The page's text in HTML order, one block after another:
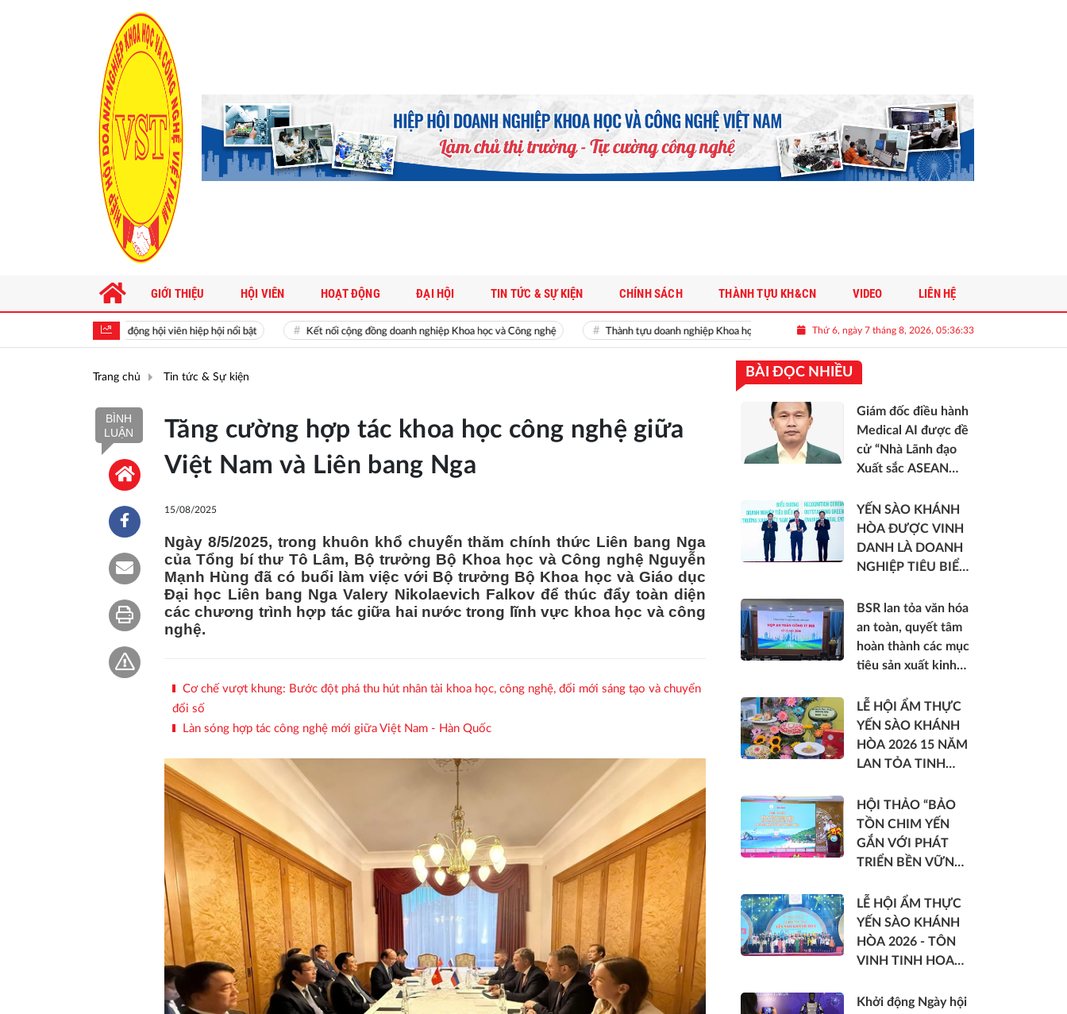
Hoạt động hội viên hiệp hội nổi bật Kết nối cộng đồng doanh nghiệp Khoa học và Công nghệ Thành tựu doanh nghiệp Khoa học và Công nghệ Việt Nam Vinh danh doanh nghiệp khoa học và
Thứ 6, ngày 7 tháng 8, 2026, 05:36:34
GIỚI THIỆU HỘI VIÊN HOẠT ĐỘNG ĐẠI HỘI TIN TỨC & SỰ KIỆN CHÍNH SÁCH THÀNH TỰU KH&CN VIDEO LIÊN HỆ
Trang chủ Tin tức & Sự kiện
BÌNH
LUẬN
Tăng cường hợp tác khoa học công nghệ giữa
Việt Nam và Liên bang Nga
15/08/2025
Ngày 8/5/2025, trong khuôn khổ chuyến thăm chính thức Liên bang Nga
của Tổng bí thư Tô Lâm, Bộ trưởng Bộ Khoa học và Công nghệ Nguyễn
Mạnh Hùng đã có buổi làm việc với Bộ trưởng Bộ Khoa học và Giáo dục
Đại học Liên bang Nga Valery Nikolaevich Falkov để thúc đẩy toàn diện
các chương trình hợp tác giữa hai nước trong lĩnh vực khoa học và công
nghệ.
Cơ chế vượt khung: Bước đột phá thu hút nhân tài khoa học, công nghệ, đổi mới sáng tạo và chuyển
đổi số
Làn sóng hợp tác công nghệ mới giữa Việt Nam - Hàn Quốc
BÀI ĐỌC NHIỀU
Giám đốc điều hành
Medical AI được đề
cử “Nhà Lãnh đạo
Xuất sắc ASEAN
YẾN SÀO KHÁNH
HÒA ĐƯỢC VINH
DANH LÀ DOANH
NGHIỆP TIÊU BIỂU
MÔI TRƯỜNG
XANH VIỆT NAM
BSR lan tỏa văn hóa
an toàn, quyết tâm
hoàn thành các mục
tiêu sản xuất kinh
năm 2026
LỄ HỘI ẨM THỰC
YẾN SÀO KHÁNH
HÒA 2026 15 NĂM
LAN TỎA TINH
HỘI THẢO “BẢO
TỒN CHIM YẾN
GẮN VỚI PHÁT
TRIỂN BỀN VỮNG
YẾN SÀO KHÁNH
HÒA”
LỄ HỘI ẨM THỰC
YẾN SÀO KHÁNH
HÒA 2026 - TÔN
VINH TINH HOA
Khởi động Ngày hội